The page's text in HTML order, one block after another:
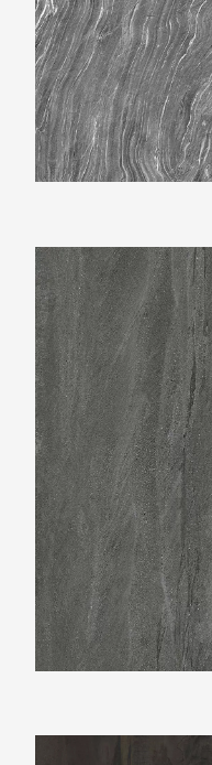
Neolith Aspen Grey